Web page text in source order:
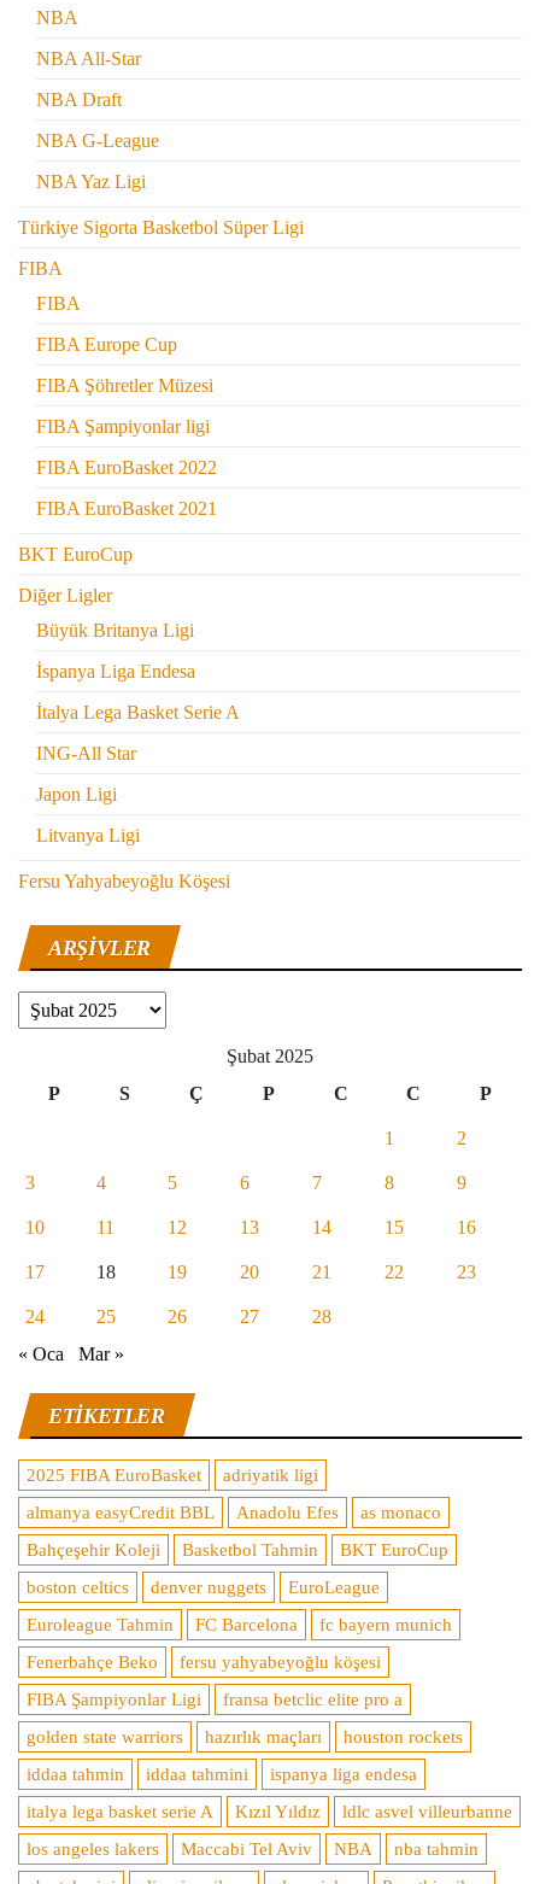
NBA
NBA All-Star
NBA Draft
NBA G-League
NBA Yaz Ligi
Türkiye Sigorta Basketbol Süper Ligi
FIBA
FIBA
FIBA Europe Cup
FIBA Şöhretler Müzesi
FIBA Şampiyonlar ligi
FIBA EuroBasket 2022
FIBA EuroBasket 2021
BKT EuroCup
Diğer Ligler
Büyük Britanya Ligi
İspanya Liga Endesa
İtalya Lega Basket Serie A
ING-All Star
Japon Ligi
Litvanya Ligi
Fersu Yahyabeyoğlu Köşesi
ARŞIVLER
Arşivler
Şubat 2025
P
S Ç P C C P
1 2
3 4 5 6 7 8 9
10 11 12 13 14 15 16
17 18 19 20 21 22 23
24 25 26 27
28
« Oca
Mar »
ETIKETLER
2025 FIBA EuroBasket
adriyatik ligi
almanya easyCredit BBL
Anadolu Efes
as monaco
Bahçeşehir Koleji
Basketbol Tahmin
BKT EuroCup
boston celtics
denver nuggets
EuroLeague
Euroleague Tahmin
FC Barcelona
fc bayern munich
Fenerbahçe Beko
fersu yahyabeyoğlu köşesi
FIBA Şampiyonlar Ligi
fransa betclic elite pro a
golden state warriors
hazırlık maçları
houston rockets
iddaa tahmin
iddaa tahmini
ispanya liga endesa
italya lega basket serie A
Kızıl Yıldız
ldlc asvel villeurbanne
los angeles lakers
Maccabi Tel Aviv NBA
nba tahmin